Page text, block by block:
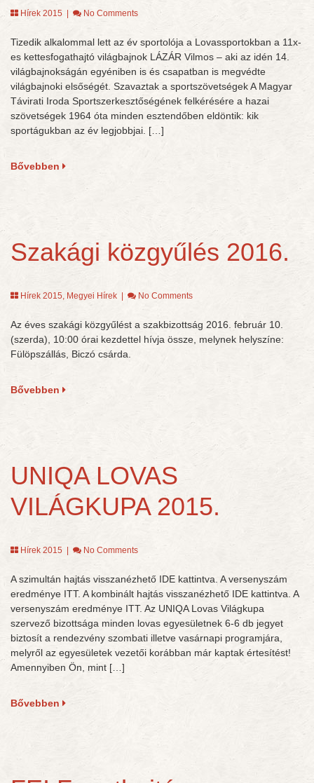
Hírek 2015 No Comments
Tizedik alkalommal lett az év sportolója a Lovassportokban a 11x-
es kettesfogathajtó világbajnok LÁZÁR Vilmos – aki az idén 14.
világbajnokságán egyéniben is és csapatban is megvédte
világbajnoki elsőségét. Szavaztak a sportszövetségek A Magyar
Távirati Iroda Sportszerkesztőségének felkérésére a hazai
szövetségek 1964 óta minden esztendőben eldöntik: kik
sportágukban az év legjobbjai. […]
Bővebben
Szakági közgyűlés 2016.
Hírek 2015, Megyei Hírek No Comments
Az éves szakági közgyűlést a szakbizottság 2016. február 10.
(szerda), 10:00 órai kezdettel hívja össze, melynek helyszíne:
Fülöpszállás, Biczó csárda.
Bővebben
UNIQA LOVAS
VILÁGKUPA 2015.
Hírek 2015 No Comments
A szimultán hajtás visszanézhető IDE kattintva. A versenyszám
eredménye ITT. A kombinált hajtás visszanézhető IDE kattintva. A
versenyszám eredménye ITT. Az UNIQA Lovas Világkupa
szervező bizottsága minden lovas egyesületnek 6-6 db jegyet
biztosít a rendezvény szombati illetve vasárnapi programjára,
melyről az egyesületek vezetői korábban már kaptak értesítést!
Amennyiben Ön, mint […]
Bővebben